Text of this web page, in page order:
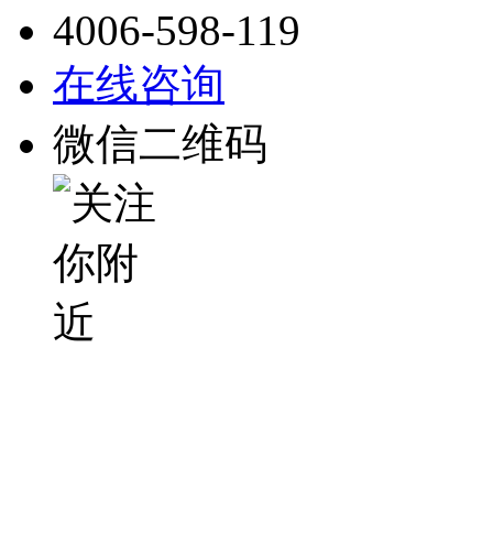
4006-598-119
在线咨询
微信二维码